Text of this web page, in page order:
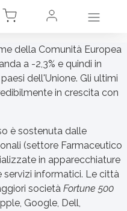
della Comunità Europea
a -2,3% e quindi in
dell'Unione. Gli ultimi
in crescita con
è sostenuta dalle
(settore Farmaceutico
in apparecchiature
informatici. Le città
società Fortune 500
Google, Dell,